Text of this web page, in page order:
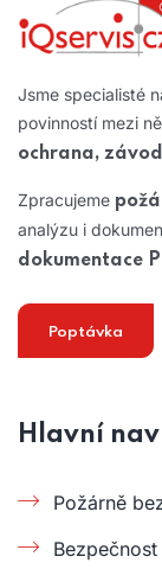
Jsme specialisté
povinností mezi
ochrana,
Zpracujeme
analýzu i
dokumentace
Poptávka
Hlavní
Požárně